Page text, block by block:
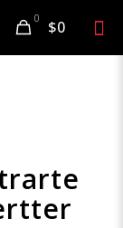
0 $0